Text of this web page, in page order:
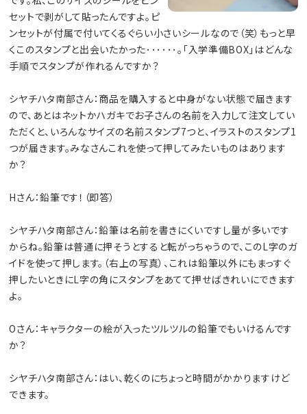
セットで剥がして貼ったんですよ。ピ
ンセットが付属で付いてくるぐらい小さいシールなので（笑）もっと早
くこのスタンプと出会いたかった･･････。「入学準備BOX」はどんな
手順でスタンプが作れるんですか？
シヤチハタ南部さん：商品を購入すると中身がない状態で届きます
ので、あとはネットかハガキでお子さんの名前を入力して注文してい
ただくと、いろんなサイズの名前スタンプ7つと、イラストのスタンプ1
つが届きます。みなさんこれを使って押してみたいものはあります
か？
Hさん：鉛筆です！（即答）
シヤチハタ南部さん：鉛筆は名前を書きにくいですし量が多いです
からね。鉛筆は普通に押そうとすると転がっちゃうので、このL字のガ
イドを使って押します。（右上の写真）、これは鉛筆以外にもまっすぐ
押したいときにL字の角にスタンプをあてて押せばきれいにできます
よ。
Oさん：キャラクターの絵が入ったツルツルの鉛筆でもいけるんです
か？
シヤチハタ南部さん：はい、乾くのにちょっと時間がかかりますけど
できます。